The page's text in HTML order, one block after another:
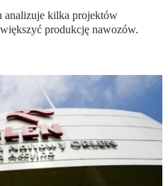
analizuje kilka projektów
produkcję nawozów.